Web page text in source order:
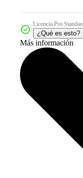
Licencia Pro
¿Qué es esto?
Más información